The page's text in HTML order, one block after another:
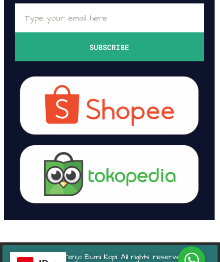
SUBSCRIBE
© 2024 Tenjo Bumi Kopi. All rights reserved.